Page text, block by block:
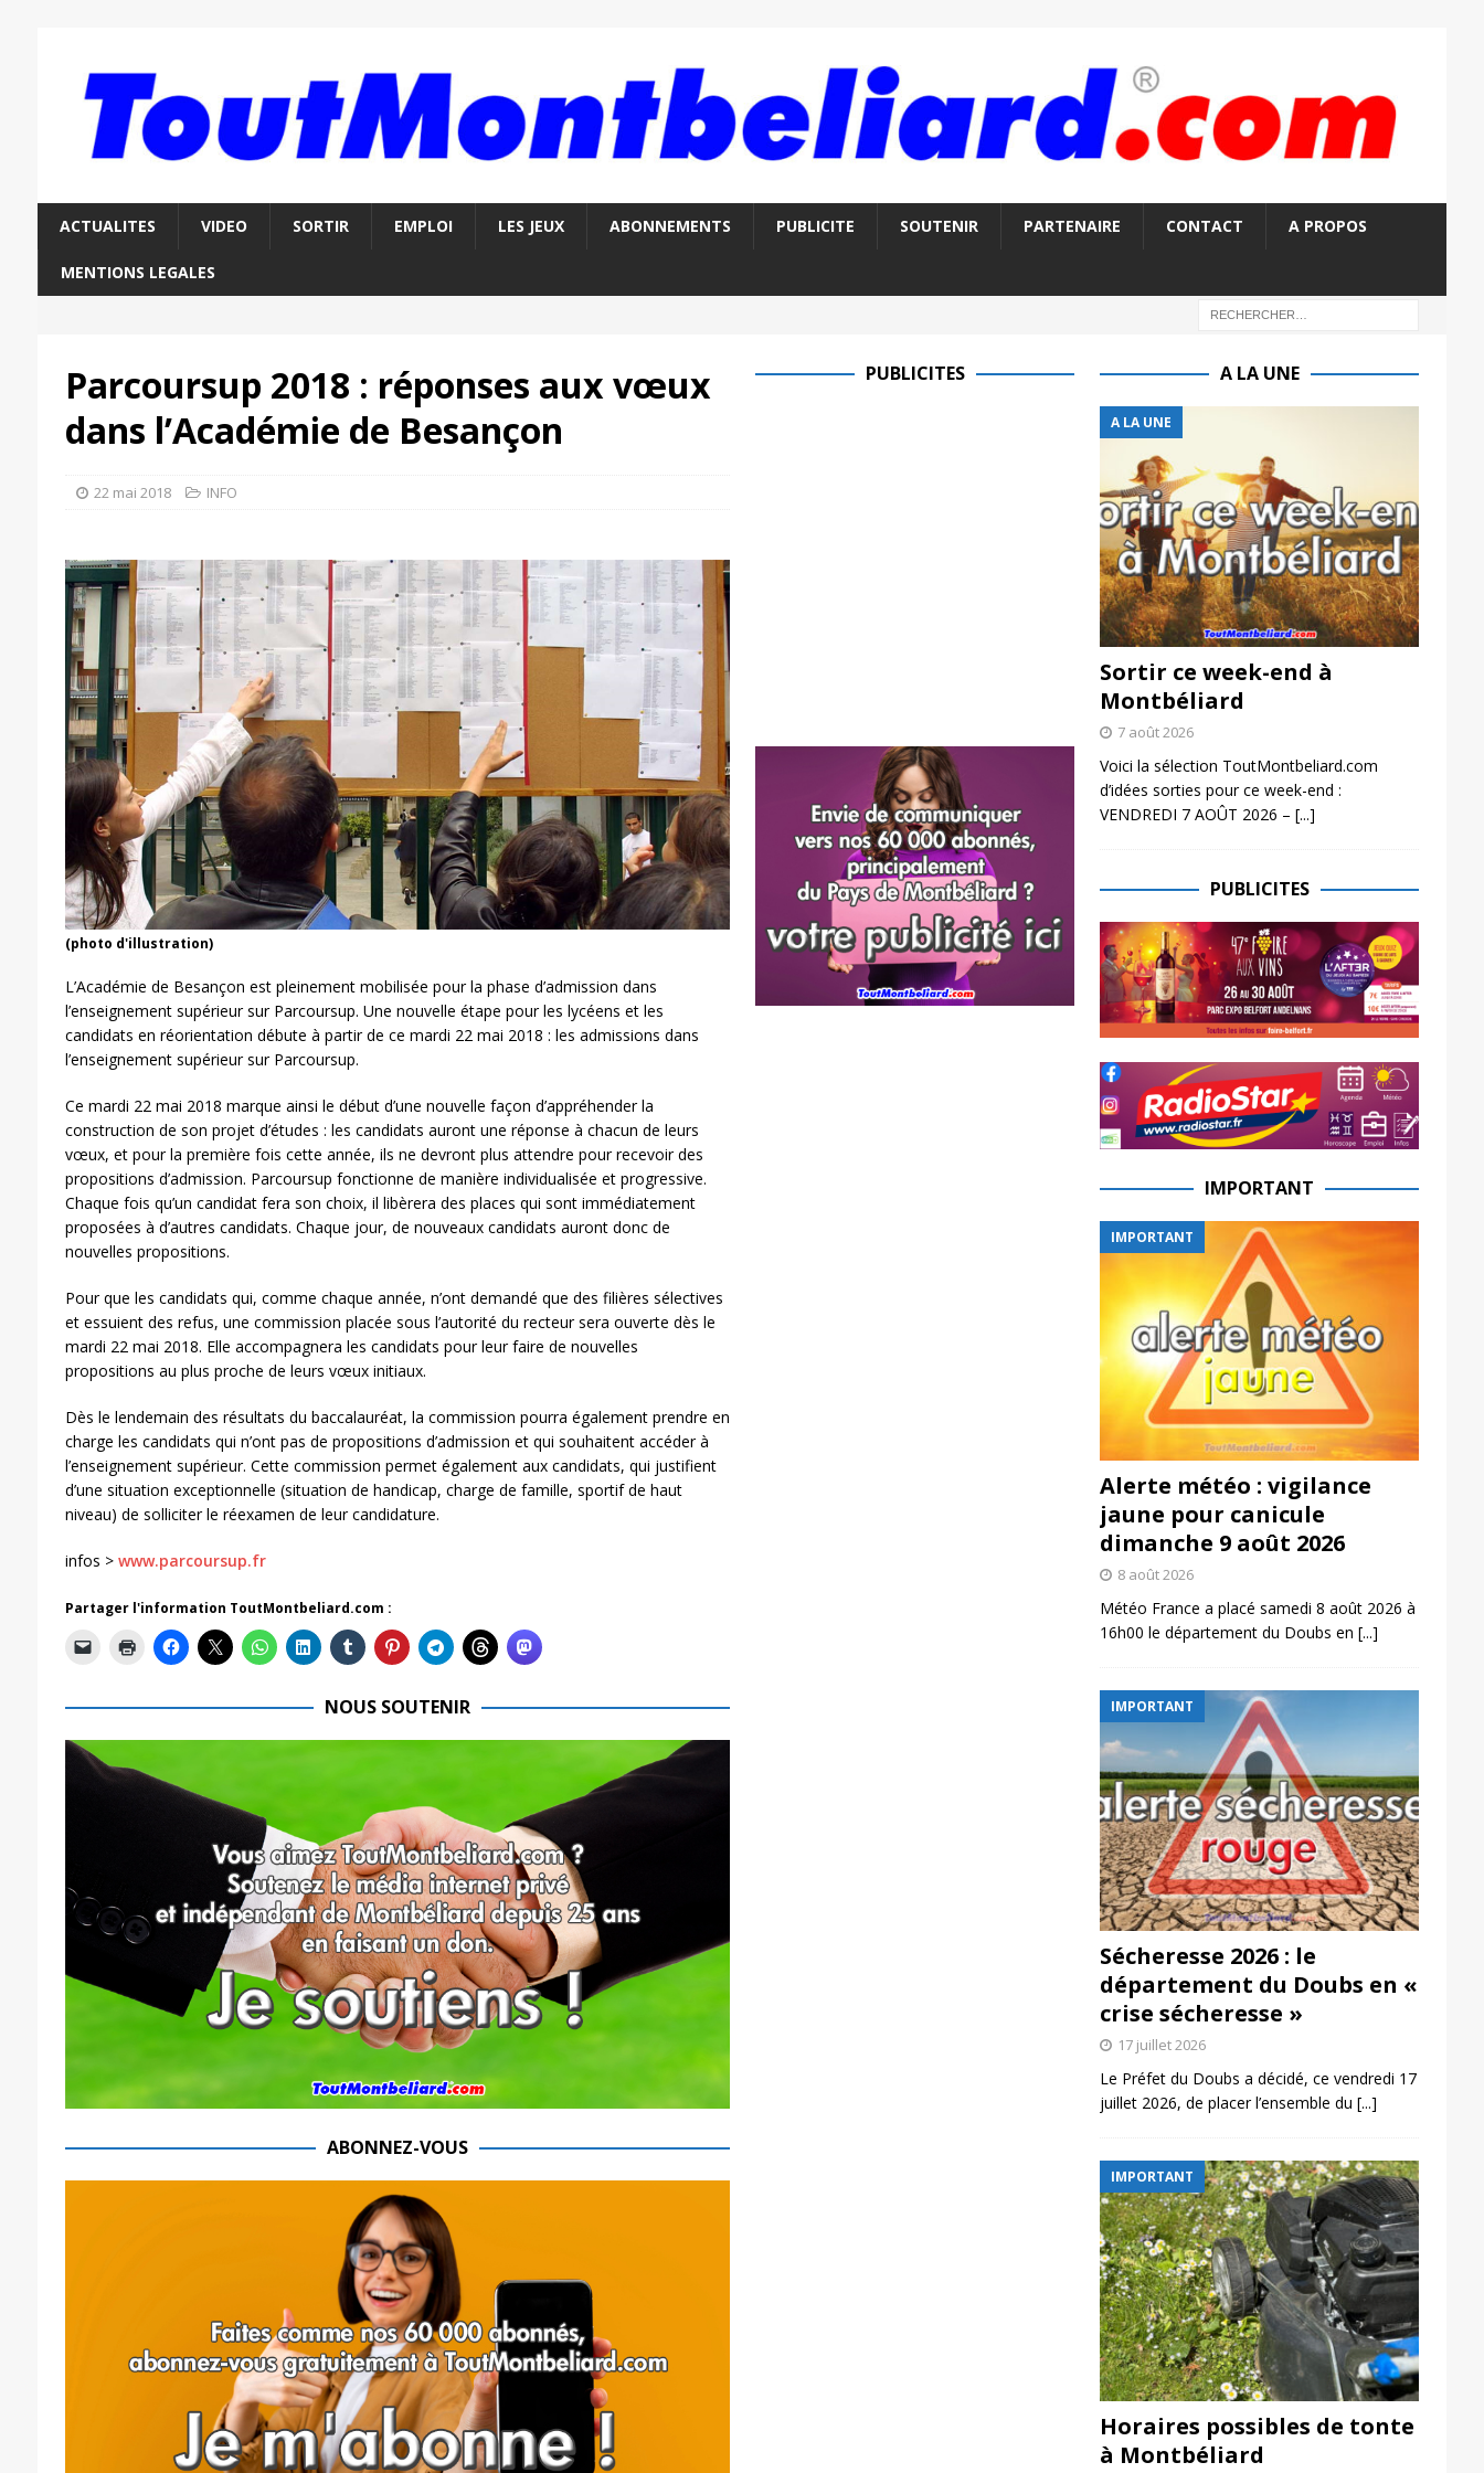
ACTUALITES VIDEO SORTIR EMPLOI LES JEUX ABONNEMENTS PUBLICITE SOUTENIR PARTENAIRE CONTACT A PROPOS
MENTIONS LEGALES
Parcoursup 2018 : réponses aux vœux
dans l’Académie de Besançon
22 mai 2018 INFO
(photo d'illustration)
L’Académie de Besançon est pleinement mobilisée pour la phase d’admission dans
l’enseignement supérieur sur Parcoursup. Une nouvelle étape pour les lycéens et les
candidats en réorientation débute à partir de ce mardi 22 mai 2018 : les admissions dans
l’enseignement supérieur sur Parcoursup.
Ce mardi 22 mai 2018 marque ainsi le début d’une nouvelle façon d’appréhender la
construction de son projet d’études : les candidats auront une réponse à chacun de leurs
vœux, et pour la première fois cette année, ils ne devront plus attendre pour recevoir des
propositions d’admission. Parcoursup fonctionne de manière individualisée et progressive.
Chaque fois qu’un candidat fera son choix, il libèrera des places qui sont immédiatement
proposées à d’autres candidats. Chaque jour, de nouveaux candidats auront donc de
nouvelles propositions.
Pour que les candidats qui, comme chaque année, n’ont demandé que des filières sélectives
et essuient des refus, une commission placée sous l’autorité du recteur sera ouverte dès le
mardi 22 mai 2018. Elle accompagnera les candidats pour leur faire de nouvelles
propositions au plus proche de leurs vœux initiaux.
Dès le lendemain des résultats du baccalauréat, la commission pourra également prendre en
charge les candidats qui n’ont pas de propositions d’admission et qui souhaitent accéder à
l’enseignement supérieur. Cette commission permet également aux candidats, qui justifient
d’une situation exceptionnelle (situation de handicap, charge de famille, sportif de haut
niveau) de solliciter le réexamen de leur candidature.
infos > www.parcoursup.fr
Partager l'information ToutMontbeliard.com :
NOUS SOUTENIR
ABONNEZ-VOUS
PUBLICITES A LA UNE
A LA UNE
Sortir ce week-end à
Montbéliard
7 août 2026
Voici la sélection ToutMontbeliard.com
d’idées sorties pour ce week-end :
VENDREDI 7 AOÛT 2026 – [...]
PUBLICITES
IMPORTANT
IMPORTANT
Alerte météo : vigilance
jaune pour canicule
dimanche 9 août 2026
8 août 2026
Météo France a placé samedi 8 août 2026 à
16h00 le département du Doubs en [...]
IMPORTANT
Sécheresse 2026 : le
département du Doubs en «
crise sécheresse »
17 juillet 2026
Le Préfet du Doubs a décidé, ce vendredi 17
juillet 2026, de placer l’ensemble du [...]
IMPORTANT
Horaires possibles de tonte
à Montbéliard